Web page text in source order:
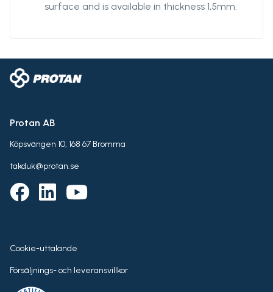
surface and is available in thickness 1,5mm.
Protan AB
Köpsvängen 10, 168 67 Bromma
takduk@protan.se
Cookie-uttalande
Försäljnings- och leveransvillkor